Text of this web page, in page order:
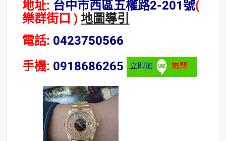
地址: 台中市西區五權路2-201號(
樂群街口 )地圖導引
電話: 0423750566
手機: 0918686265